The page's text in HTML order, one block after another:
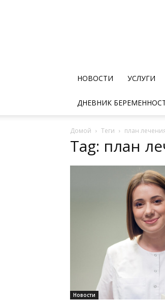
НОВОСТИ УСЛУГИ
ДНЕВНИК
Домой Теги план
Tag: план
Новости